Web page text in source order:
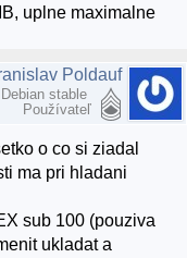
uplne maximalne
Poldauf
stable
Používateľ
o co si ziadal
ma pri hladani
sub 100 (pouziva
ukladat a